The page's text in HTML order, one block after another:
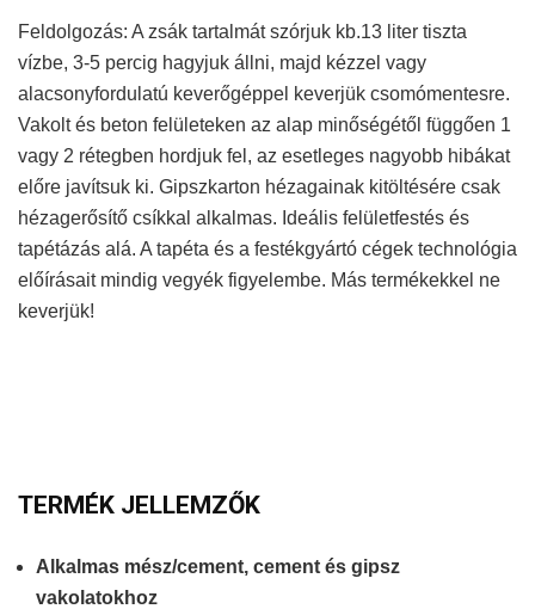
Feldolgozás: A zsák tartalmát szórjuk kb.13 liter tiszta
vízbe, 3-5 percig hagyjuk állni, majd kézzel vagy
alacsonyfordulatú keverőgéppel keverjük csomómentesre.
Vakolt és beton felületeken az alap minőségétől függően 1
vagy 2 rétegben hordjuk fel, az esetleges nagyobb hibákat
előre javítsuk ki. Gipszkarton hézagainak kitöltésére csak
hézagerősítő csíkkal alkalmas. Ideális felületfestés és
tapétázás alá. A tapéta és a festékgyártó cégek technológia
előírásait mindig vegyék figyelembe. Más termékekkel ne
keverjük!
TERMÉK JELLEMZŐK
Alkalmas mész/cement, cement és gipsz
vakolatokhoz